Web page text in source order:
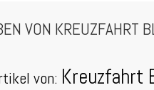
VON KREUZFAHRT
von: Kreuzfahrt